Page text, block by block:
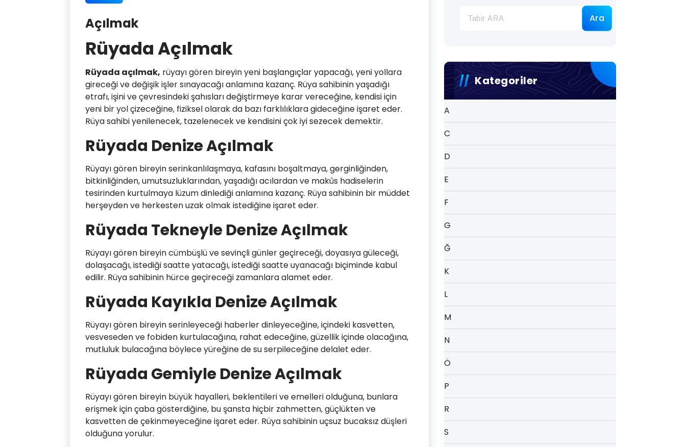
Açılmak
Rüyada Açılmak
Rüyada açılmak, rüyayı gören bireyin yeni başlangıçlar yapacağı, yeni yollara
gireceği ve değişik işler sınayacağı anlamına kazanç. Rüya sahibinin yaşadığı
etrafı, işini ve çevresindeki şahısları değiştirmeye karar vereceğine, kendisi için
yeni bir yol çizeceğine, fiziksel olarak da bazı farklılıklara gideceğine işaret eder.
Rüya sahibi yenilenecek, tazelenecek ve kendisini çok iyi sezecek demektir.
Rüyada Denize Açılmak
Rüyayı gören bireyin serinkanlılaşmaya, kafasını boşaltmaya, gerginliğinden,
bitkinliğinden, umutsuzluklarından, yaşadığı acılardan ve makûs hadiselerin
tesirinden kurtulmaya lüzum dinlediği anlamına kazanç. Rüya sahibinin bir müddet
herşeyden ve herkesten uzak olmak istediğine işaret eder.
Rüyada Tekneyle Denize Açılmak
Rüyayı gören bireyin cümbüşlü ve sevinçli günler geçireceği, doyasıya güleceği,
dolaşacağı, istediği saatte yatacağı, istediği saatte uyanacağı biçiminde kabul
edilir. Rüya sahibinin hürce geçireceği zamanlara alamet eder.
Rüyada Kayıkla Denize Açılmak
Rüyayı gören bireyin serinleyeceği haberler dinleyeceğine, içindeki kasvetten,
vesveseden ve fobiden kurtulacağına, rahat edeceğine, güzellik içinde olacağına,
mutluluk bulacağına böylece yüreğine de su serpileceğine delalet eder.
Rüyada Gemiyle Denize Açılmak
Rüyayı gören bireyin büyük hayalleri, beklentileri ve emelleri olduğuna, bunlara
erişmek için çaba gösterdiğine, bu şansta hiçbir zahmetten, güçlükten ve
kasvetten de çekinmeyeceğine işaret eder. Rüya sahibinin uçsuz bucaksız düşleri
olduğuna yorulur.
Ara
Kategoriler
A
C
D
E
F
G
Ğ
K
L
M
N
Ö
P
R
S